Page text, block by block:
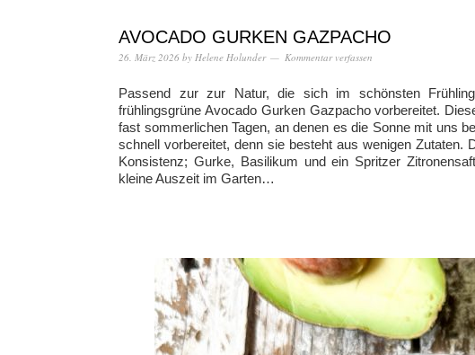
AVOCADO GURKEN GAZPACHO
26. März 2026 by Helene Holunder Kommentar verfassen
Passend zur zur Natur, die sich im schönsten
frühlingsgrüne Avocado Gurken Gazpacho vorbereitet.
fast sommerlichen Tagen, an denen es die Sonne mit uns
schnell vorbereitet, denn sie besteht aus wenigen Zutaten.
Konsistenz; Gurke, Basilikum und ein Spritzer
kleine Auszeit im Garten…